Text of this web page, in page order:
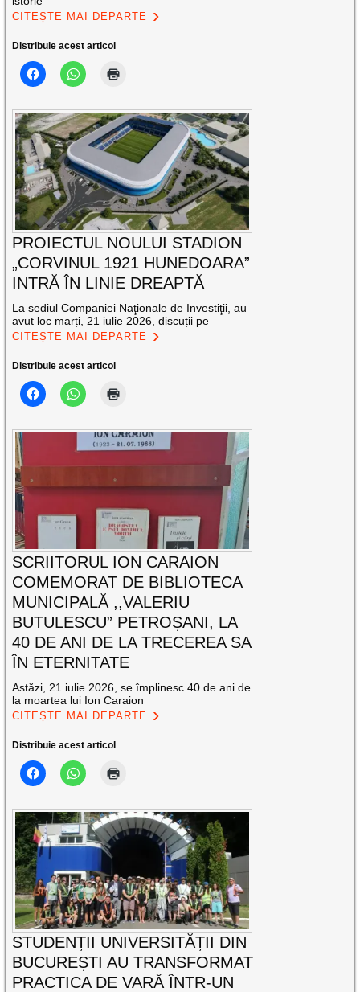
CITEȘTE MAI DEPARTE
Distribuie acest articol
PROIECTUL NOULUI STADION
„CORVINUL 1921 HUNEDOARA”
INTRĂ ÎN LINIE DREAPTĂ
La sediul Companiei Naţionale de Investiţii, au
avut loc marți, 21 iulie 2026, discuții pe
CITEȘTE MAI DEPARTE
Distribuie acest articol
SCRIITORUL ION CARAION
COMEMORAT DE BIBLIOTECA
MUNICIPALĂ ,,VALERIU
BUTULESCU” PETROȘANI, LA
40 DE ANI DE LA TRECEREA SA
ÎN ETERNITATE
Astăzi, 21 iulie 2026, se împlinesc 40 de ani de
la moartea lui Ion Caraion
CITEȘTE MAI DEPARTE
Distribuie acest articol
STUDENȚII UNIVERSITĂȚII DIN
BUCUREȘTI AU TRANSFORMAT
PRACTICA DE VARĂ ÎNTR-UN